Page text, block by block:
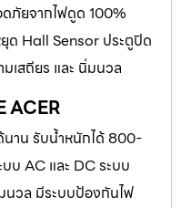
ภัยจากไฟดูด 100%
ด Hall Sensor ประตูปิด
เสถียร และ นิ่มนวล
ACER
นาน รับน้ำหนักได้ 800-
บ AC และ DC ระบบ
นวล มีระบบป้องกันไฟ